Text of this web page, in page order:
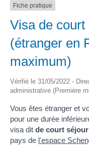
Fiche pratique
Visa de court
(étranger en
maximum)
Vérifié le 31/05/2022 -
administrative (Première
Vous êtes étranger et
pour une durée
visa dit de court séjour
pays de l'espace